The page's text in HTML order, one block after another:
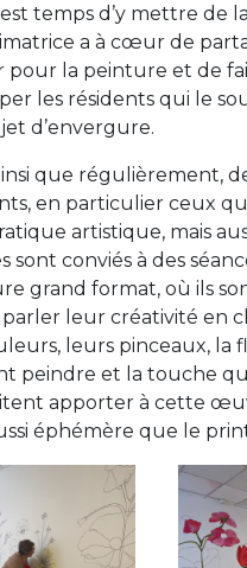
est temps d’y mettre de
a à cœur de
pour la peinture et de
les résidents qui le
d’envergure.
que régulièrement,
en particulier ceux
artistique, mais
sont conviés à des
grand format, où ils
parler leur créativité en
leurs pinceaux, la
peindre et la touche
apporter à cette
éphémère que le